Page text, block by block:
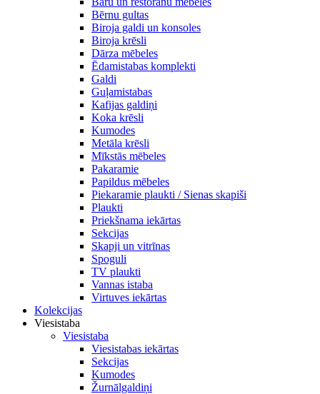
Bērnu gultas
Biroja galdi un konsoles
Biroja krēsli
Dārza mēbeles
Ēdamistabas komplekti
Galdi
Guļamistabas
Kafijas galdiņi
Koka krēsli
Kumodes
Metāla krēsli
Mīkstās mēbeles
Pakaramie
Papildus mēbeles
Piekaramie plaukti / Sienas skapiši
Plaukti
Priekšnama iekārtas
Sekcijas
Skapji un vitrīnas
Spoguli
TV plaukti
Vannas istaba
Virtuves iekārtas
Kolekcijas
Viesistaba
Viesistaba
Viesistabas iekārtas
Sekcijas
Kumodes
Žurnālgaldiņi